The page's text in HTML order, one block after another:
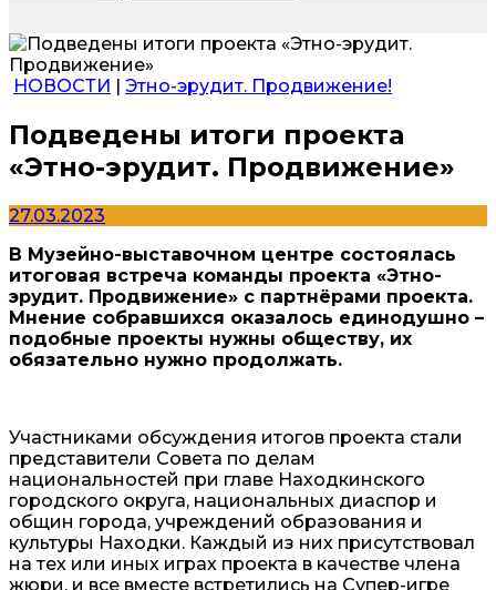
НОВОСТИ | Этно-эрудит. Продвижение!
Подведены итоги проекта
«Этно-эрудит. Продвижение»
27.03.2023
В Музейно-выставочном центре состоялась
итоговая встреча команды проекта «Этно-
эрудит. Продвижение» с партнёрами проекта.
Мнение собравшихся оказалось единодушно –
подобные проекты нужны обществу, их
обязательно нужно продолжать.
Участниками обсуждения итогов проекта стали
представители Совета по делам
национальностей при главе Находкинского
городского округа, национальных диаспор и
общин города, учреждений образования и
культуры Находки. Каждый из них присутствовал
на тех или иных играх проекта в качестве члена
жюри, и все вместе встретились на Супер-игре